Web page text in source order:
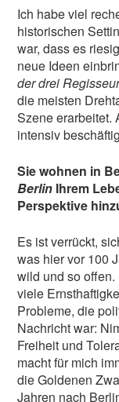
Ich habe viel
historischen
war, dass es
neue Ideen
der drei
die meisten
Szene erarbeitet.
intensiv
Sie wohnen in
Berlin Ihrem
Perspektive
Es ist verrückt,
was hier vor 100
wild und so
viele
Probleme, die
Nachricht war:
Freiheit und
macht für mich
die Goldenen
Jahren nach